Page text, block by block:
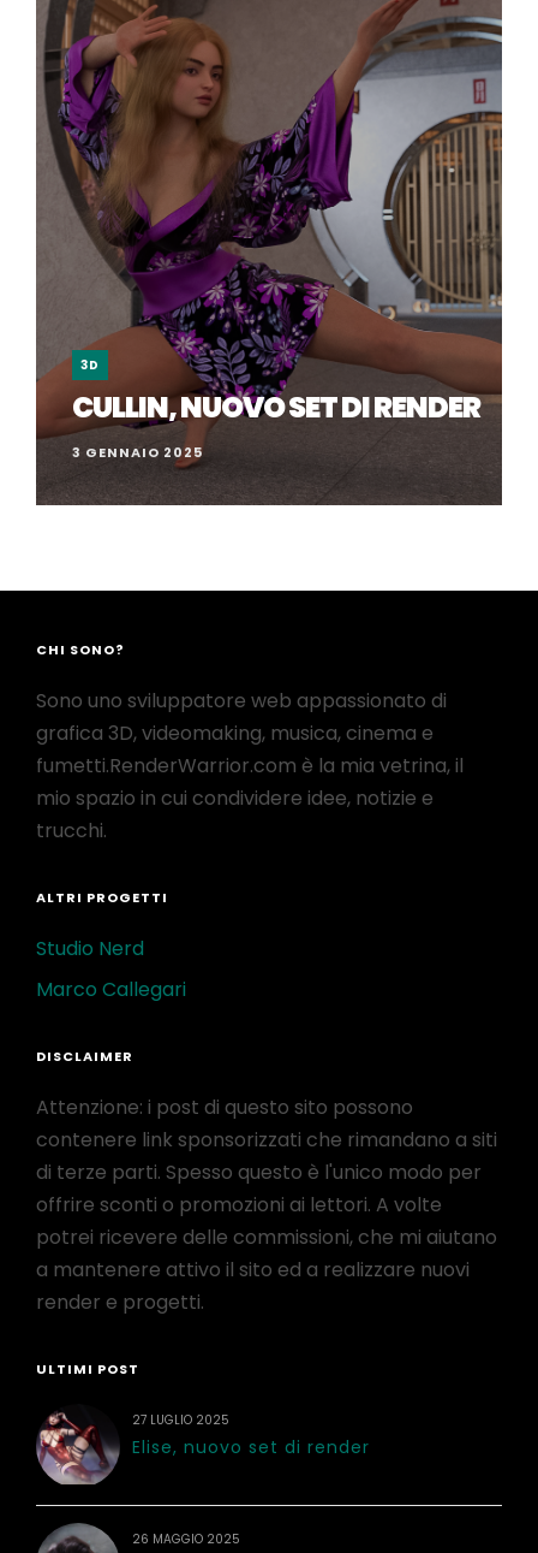
3D
CULLIN, NUOVO SET DI RENDER
3 GENNAIO 2025
CHI SONO?
Sono uno sviluppatore web appassionato di
grafica 3D, videomaking, musica, cinema e
fumetti.RenderWarrior.com è la mia vetrina, il
mio spazio in cui condividere idee, notizie e
trucchi.
ALTRI PROGETTI
Studio Nerd
Marco Callegari
DISCLAIMER
Attenzione: i post di questo sito possono
contenere link sponsorizzati che rimandano a siti
di terze parti. Spesso questo è l'unico modo per
offrire sconti o promozioni ai lettori. A volte
potrei ricevere delle commissioni, che mi aiutano
a mantenere attivo il sito ed a realizzare nuovi
render e progetti.
ULTIMI POST
27 LUGLIO 2025
Elise, nuovo set di render
26 MAGGIO 2025